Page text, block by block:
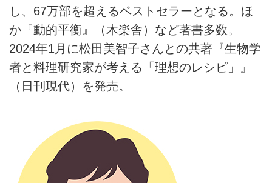
し、67万部を超えるベストセラーとなる。ほ
か『動的平衡』（木楽舎）など著書多数。
2024年1月に松田美智子さんとの共著『生物学
者と料理研究家が考える「理想のレシピ」』
（日刊現代）を発売。